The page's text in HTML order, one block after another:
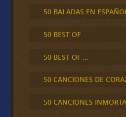
50 BALADAS EN
50 BEST OF
50 BEST OF …
50 CANCIONES DE
50 CANCIONES